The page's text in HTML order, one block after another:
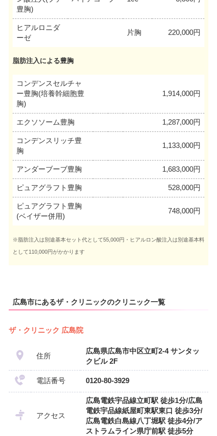
豊胸)
ヒアルロニダ
ーゼ
片胸 220,000円
脂肪注入による豊胸
コンデンスセルチャ
ー豊胸(培養幹細胞豊
胸)
1,914,000円
エクソソーム豊胸 1,287,000円
コンデンスリッチ豊
胸
1,133,000円
アンダーブーブ豊胸 1,683,000円
ピュアグラフト豊胸 528,000円
ピュアグラフト豊胸
(ベイザー併用)
748,000円
※脂肪注入は別途基本セット代として55,000円・ヒアルロン酸注入は別途基本料
として110,000円がかかります
広島市にあるザ・クリニックのクリニック一覧
ザ・クリニック 広島院
住所
広島県広島市中区立町2-4 サンタッ
クビル 2F
電話番号 0120-80-3929
アクセス
広島電鉄宇品線立町駅 徒歩1分/広島
電鉄宇品線紙屋町東駅東口 徒歩3分/
広島電鉄白島線八丁堀駅 徒歩4分/ア
ストラムライン県庁前駅 徒歩5分